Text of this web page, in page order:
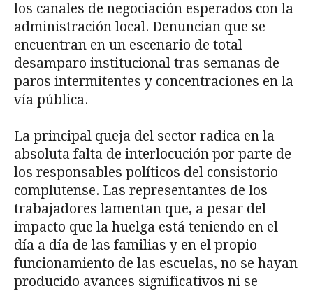
los canales de negociación esperados con la
administración local. Denuncian que se
encuentran en un escenario de total
desamparo institucional tras semanas de
paros intermitentes y concentraciones en la
vía pública.
La principal queja del sector radica en la
absoluta falta de interlocución por parte de
los responsables políticos del consistorio
complutense. Las representantes de los
trabajadores lamentan que, a pesar del
impacto que la huelga está teniendo en el
día a día de las familias y en el propio
funcionamiento de las escuelas, no se hayan
producido avances significativos ni se